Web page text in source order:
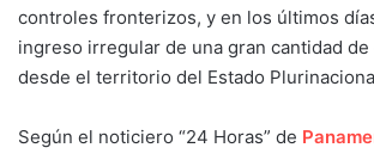
controles fronterizos, y en los últimos
ingreso irregular de una gran cantidad
desde el territorio del Estado
Según el noticiero “24 Horas” de